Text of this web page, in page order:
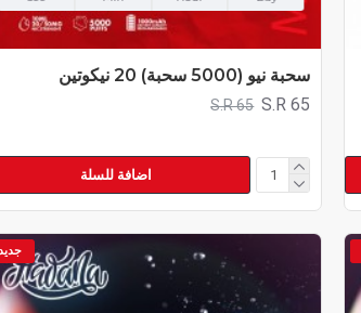
سحبة نيو (5000 سحبة) 20 نيكوتين
S.R 65
S.R 65
اضافة للسلة